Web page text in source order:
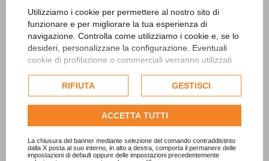
Utilizziamo i cookie per permettere al nostro sito di
funzionare e per migliorare la tua esperienza di
navigazione. Controlla come utilizziamo i cookie e, se lo
desideri, personalizzane la configurazione. Eventuali
cookie di profilazione o commerciali verranno utilizzati
dell'utente e, se consentito, potrebbero essere utilizzati
per personalizzare gli annunci pubblicitari. Per ulteriori
informazioni su come Google utilizza i dati raccolti,
politica sulla privacy di Google
Consulta l'informativa cookie completa.
RIFIUTA GESTISCI
ACCETTA TUTTI
La chiusura del banner mediante selezione del comando contraddistinto
dalla X posta al suo interno, in alto a destra, comporta il permanere delle
impostazioni di default oppure delle impostazioni precedentemente
Salopette Vestito - senape
TPS002C
Vestito a Salopette in cotone 100% con tasche e
45,00 €